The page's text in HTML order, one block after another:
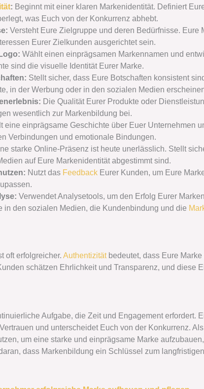
: Beginnt mit einer klaren Markenidentität. Definiert
was Euch von der Konkurrenz abhebt.
Versteht Eure Zielgruppe und deren Bedürfnisse. Eure
Eurer Zielkunden ausgerichtet sein.
Wählt einen einprägsamen Markennamen und
sind die visuelle Identität Eurer Marke.
Stellt sicher, dass Eure Botschaften konsistent
in der Werbung oder in den sozialen Medien
Die Qualität Eurer Produkte oder
wesentlich zur Markenbildung bei.
eine einprägsame Geschichte über Euer Unternehmen
Verbindungen und emotionale Bindungen.
starke Online-Präsenz ist heute unerlässlich. Stellt
auf Eure Markenidentität abgestimmt sind.
Nutzt das Feedback Eurer Kunden, um Eure
Verwendet Analysetools, um den Erfolg Eurer
in den sozialen Medien, die Kundenbindung und die
oft erfolgreicher. Authentizitätbedeutet, dass Eure
schätzen Ehrlichkeit und Transparenz, und diese
Aufgabe, die Zeit und Engagement erfordert.
und unterscheidet Euch von der Konkurrenz.
um eine starke und einprägsame Marke
dass Markenbildung ein Schlüssel zum